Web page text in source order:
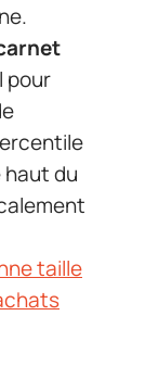
pour
haut du
taille